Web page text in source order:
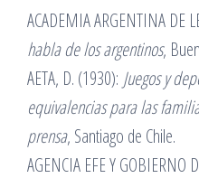
ACADEMIA ARGENTINA DE
habla de los argentinos,
AETA, D. (1930): Juegos y
equivalencias para las
prensa, Santiago de Chile.
AGENCIA EFE Y GOBIERNO